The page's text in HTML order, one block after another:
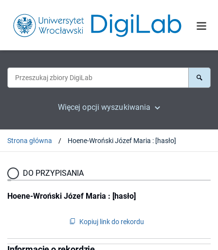
Więcej opcji wyszukiwania
Strona główna Hoene-Wroński Józef Maria : [hasło]
DO PRZYPISANIA
Hoene-Wroński Józef Maria : [hasło]
Kopiuj link do rekordu